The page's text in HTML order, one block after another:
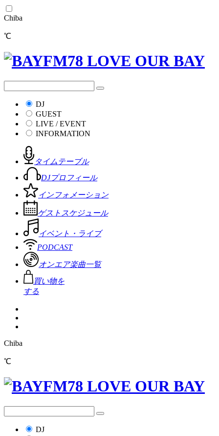
Chiba
℃
DJ
GUEST
LIVE / EVENT
INFORMATION
タイムテーブル
DJプロフィール
インフォメーション
ゲストスケジュール
イベント・ライブ
PODCAST
オンエア楽曲一覧
買い物を
する
Chiba
℃
DJ